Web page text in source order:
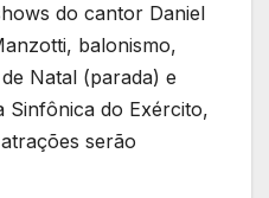
do cantor Daniel
balonismo,
Natal (parada) e
Sinfônica do Exército,
serão